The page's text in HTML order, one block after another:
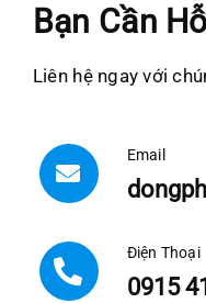
Bạn Cần
Liên hệ ngay với
Email
Điện Thoại
0915